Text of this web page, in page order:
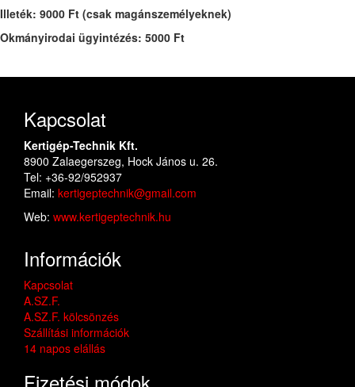
Illeték: 9000 Ft (csak magánszemélyeknek)
Okmányirodai ügyintézés: 5000 Ft
Kapcsolat
Kertigép-Technik Kft.
8900 Zalaegerszeg, Hock János u. 26.
Tel: +36-92/952937
Email: kertigeptechnik@gmail.com
Web: www.kertigeptechnik.hu
Információk
Kapcsolat
A.SZ.F.
A.SZ.F. kölcsönzés
Szállítási információk
14 napos elállás